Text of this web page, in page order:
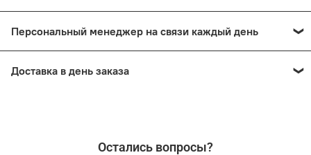
Персональный менеджер на связи каждый день
Доставка в день заказа
Остались вопросы?